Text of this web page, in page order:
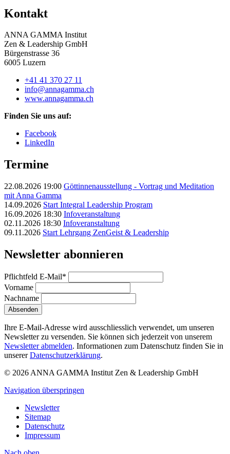
Kontakt
ANNA GAMMA Institut
Zen & Leadership GmbH
Bürgenstrasse 36
6005 Luzern
+41 41 370 27 11
info@annagamma.ch
www.annagamma.ch
Finden Sie uns auf:
Facebook
LinkedIn
Termine
22.08.2026 19:00 Göttinnenausstellung - Vortrag und Meditation
mit Anna Gamma
14.09.2026 Start Integral Leadership Program
16.09.2026 18:30 Infoveranstaltung
02.11.2026 18:30 Infoveranstaltung
09.11.2026 Start Lehrgang ZenGeist & Leadership
Newsletter abonnieren
Pflichtfeld E-Mail*
Vorname
Nachname
Absenden
Ihre E-Mail-Adresse wird ausschliesslich verwendet, um unseren
Newsletter zu versenden. Sie können sich jederzeit von unserem
Newsletter abmelden. Informationen zum Datenschutz finden Sie in
unsererDatenschutzerklärung.
© 2026 ANNA GAMMA Institut Zen & Leadership GmbH
Navigation überspringen
Newsletter
Sitemap
Datenschutz
Impressum